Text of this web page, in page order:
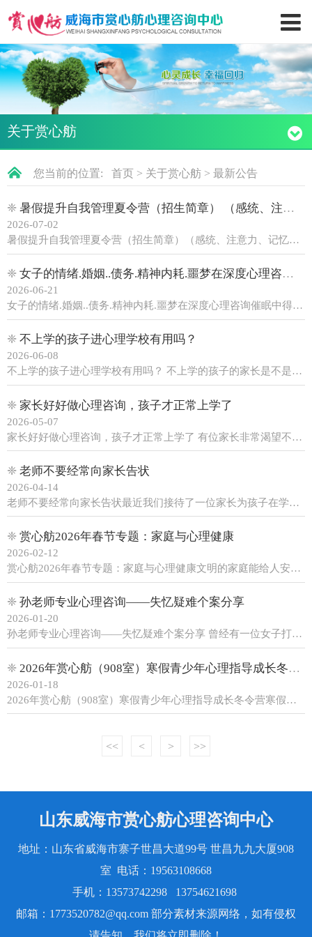
关于赏心舫
您当前的位置: 首页> 关于赏心舫> 最新公告
❈ 暑假提升自我管理夏令营（招生简章） （感统、注意力、记忆力、学习力、情商、思考
2026-07-02
暑假提升自我管理夏令营（招生简章）（感统、注意力、记忆力、学习力、情商、思考、好习惯）前言：这个暑假，不止玩乐，更是心灵成长。孩子内向自卑、敏感、情绪急躁、厌学拖延、亲子矛盾、社交胆怯、内耗…… 资深专业心理老师陪伴引导，通过团体游戏、心理疏导、情绪体验、情商训练、团体......
❈ 女子的情绪.婚姻..债务.精神内耗.噩梦在深度心理咨询催眠中得到疗愈
2026-06-21
女子的情绪.婚姻..债务.精神内耗.噩梦在深度心理咨询催眠中得到疗愈 近来有位女子微信预约，要来做婚姻.情感.债务.精神内耗.心理咨询。见面后，我发现这女子有一头长长的飘逸头发，大大的眼睛，皮肤白皙，一身玉色衣服，整体非常漂亮，寒暄之后坐下来，便发现女子非常疲惫。原来，......
❈ 不上学的孩子进心理学校有用吗？
2026-06-08
不上学的孩子进心理学校有用吗？ 不上学的孩子的家长是不是都听说过心理学校，心理学校名曰其心理学校，其实心理学校都是戒断网瘾的学校。我们赏心舫心理咨询室接了很多去网瘾学校返回家的孩子。孩子回家后的感受是非常不舒服的，家长是偷着把孩子送到心理学校的，在学校里面，只要孩子不好......
❈ 家长好好做心理咨询，孩子才正常上学了
2026-05-07
家长好好做心理咨询，孩子才正常上学了 有位家长非常渴望不上学的高中孩子来我们心理咨询中心做心理咨询，不知道什么原因，孩子一直没有走进我们的心理咨询室。春节过后，家长又打电话给我们赏心舫心理室，原来家长把孩子送到外地一处戒网瘾的心理学校上学，因为家长没有商量孩子，直接硬生......
❈ 老师不要经常向家长告状
2026-04-14
老师不要经常向家长告状最近我们接待了一位家长为孩子在学校不遵守纪律而烦恼。班主任每天打电话给家长，我听完家长的诉说之后，我们都承认她的孩子确实有问题，但是我作为心理咨询师，感觉这位班主任也很有问题。孩子在学校不会收拾卫生，书包乱放，书籍不会整理，校服丢了很多次，这些问题......
❈ 赏心舫2026年春节专题：家庭与心理健康
2026-02-12
赏心舫2026年春节专题：家庭与心理健康文明的家庭能给人安全感，使人感到幸福，温暖和愉快。家庭满足了个体的归属感。据调查显示，如果家庭成员的亲密性与适应性较高，能有效地减少青少年的疏离感；在家庭中如果个体能感到被爱和尊重，也会学习到如何爱他人，尊敬他人，当个体遇到困难，......
❈ 孙老师专业心理咨询——失忆疑难个案分享
2026-01-20
孙老师专业心理咨询——失忆疑难个案分享 曾经有一位女子打电话约孙老师为她的爱人做一次心理咨询。 电话之后，女的扶着男的走进我的心理咨询室。我的注意力学员问我：“老师，他怎么了？”我说不知道呢，我没有回答孩子们的提问，只让他们去找刘老师做注意力训练。原来，她的爱人曾经为......
❈ 2026年赏心舫（908室）寒假青少年心理指导成长冬令营
2026-01-18
2026年赏心舫（908室）寒假青少年心理指导成长冬令营寒假如约而至，让心灵踏上成长的暖途！无论孩子是性格内向、渴望突破，还是情绪波动较大、需要疏导，或希望提升社交能力、建立自信，这里都能提供量身定制的心理支持。这个寒假让孩子暂时放下电子产品的束缚，收获自信勇气与温暖。......
<< < > >>
山东威海市赏心舫心理咨询中心
地址：山东省威海市寨子世昌大道99号 世昌九九大厦908
室 电话：19563108668
手机：13573742298 13754621698
邮箱：1773520782@qq.com 部分素材来源网络，如有侵权